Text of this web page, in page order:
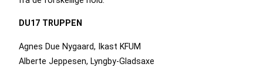
DU17 TRUPPEN
Agnes Due Nygaard, Ikast KFUM
Alberte Jeppesen, Lyngby-Gladsaxe